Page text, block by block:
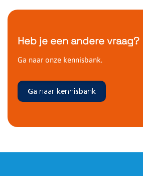
Heb je een andere vraag?
Ga naar onze kennisbank.
Ga naar kennisbank